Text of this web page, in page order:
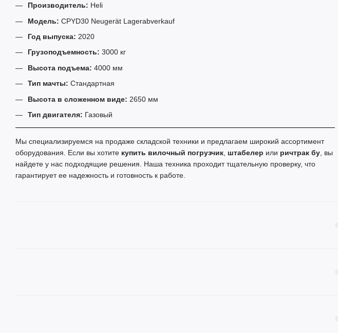
Производитель: Heli
Модель: CPYD30 Neugerät Lagerabverkauf
Год выпуска: 2020
Грузоподъемность: 3000 кг
Высота подъема: 4000 мм
Тип мачты: Стандартная
Высота в сложенном виде: 2650 мм
Тип двигателя: Газовый
Мы специализируемся на продаже складской техники и предлагаем широкий ассортимент
оборудования. Если вы хотите купить вилочный погрузчик штабелер или ричтрак бу , вы
найдете у нас подходящие решения. Наша техника проходит тщательную проверку, что
гарантирует ее надежность и готовность к работе.